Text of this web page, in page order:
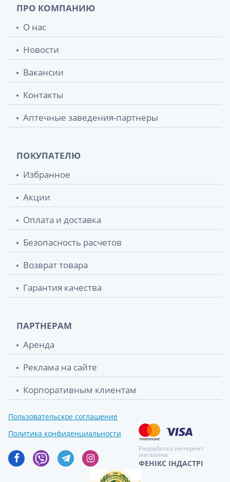
ПРО КОМПАНИЮ
О нас
Новости
Вакансии
Контакты
Аптечные заведения-партнеры
ПОКУПАТЕЛЮ
Избранное
Акции
Оплата и доставка
Безопасность расчетов
Возврат товара
Гарантия качества
ПАРТНЕРАМ
Аренда
Реклама на сайте
Корпоративным клиентам
Пользовательское соглашение
Политика конфиденциальности
Разработка интернет
магазина
ФЕНІКС ІНДАСТРІ